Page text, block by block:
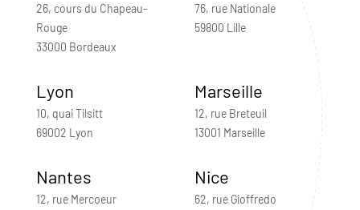
26, cours du Chapeau-
Rouge
33000 Bordeaux
76, rue Nationale
59800 Lille
Lyon
10, quai Tilsitt
69002 Lyon
Marseille
12, rue Breteuil
13001 Marseille
Nantes
12, rue Mercoeur
Nice
62, rue Gioffredo